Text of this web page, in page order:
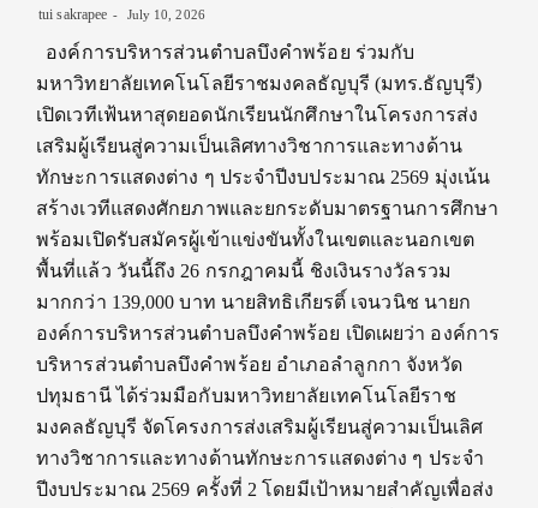
tui sakrapee July 10, 2026
องค์การบริหารส่วนตำบลบึงคำพร้อย ร่วมกับ
มหาวิทยาลัยเทคโนโลยีราชมงคลธัญบุรี (มทร.ธัญบุรี)
เปิดเวทีเฟ้นหาสุดยอดนักเรียนนักศึกษาในโครงการส่ง
เสริมผู้เรียนสู่ความเป็นเลิศทางวิชาการและทางด้าน
ทักษะการแสดงต่าง ๆ ประจำปีงบประมาณ 2569 มุ่งเน้น
สร้างเวทีแสดงศักยภาพและยกระดับมาตรฐานการศึกษา
พร้อมเปิดรับสมัครผู้เข้าแข่งขันทั้งในเขตและนอกเขต
พื้นที่แล้ว วันนี้ถึง 26 กรกฎาคมนี้ ชิงเงินรางวัลรวม
มากกว่า 139,000 บาท นายสิทธิเกียรติ์ เจนวนิช นายก
องค์การบริหารส่วนตำบลบึงคำพร้อย เปิดเผยว่า องค์การ
บริหารส่วนตำบลบึงคำพร้อย อำเภอลำลูกกา จังหวัด
ปทุมธานี ได้ร่วมมือกับมหาวิทยาลัยเทคโนโลยีราช
มงคลธัญบุรี จัดโครงการส่งเสริมผู้เรียนสู่ความเป็นเลิศ
ทางวิชาการและทางด้านทักษะการแสดงต่าง ๆ ประจำ
ปีงบประมาณ 2569 ครั้งที่ 2 โดยมีเป้าหมายสำคัญเพื่อส่ง